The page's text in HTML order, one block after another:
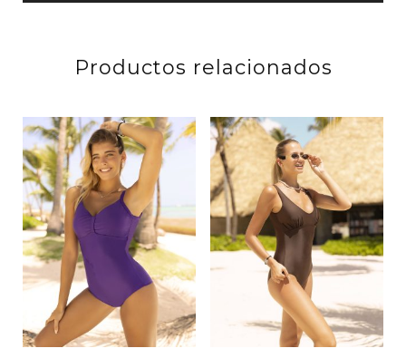
Productos relacionados